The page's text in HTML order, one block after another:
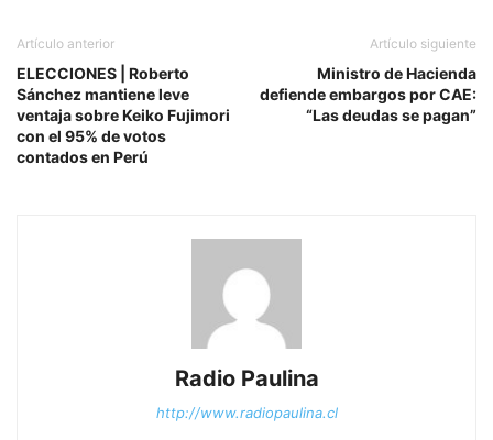
Artículo anterior
ELECCIONES | Roberto
Sánchez mantiene leve
ventaja sobre Keiko Fujimori
con el 95% de votos
contados en Perú
Artículo siguiente
Ministro de Hacienda
defiende embargos por CAE:
“Las deudas se pagan”
Radio Paulina
http://www.radiopaulina.cl